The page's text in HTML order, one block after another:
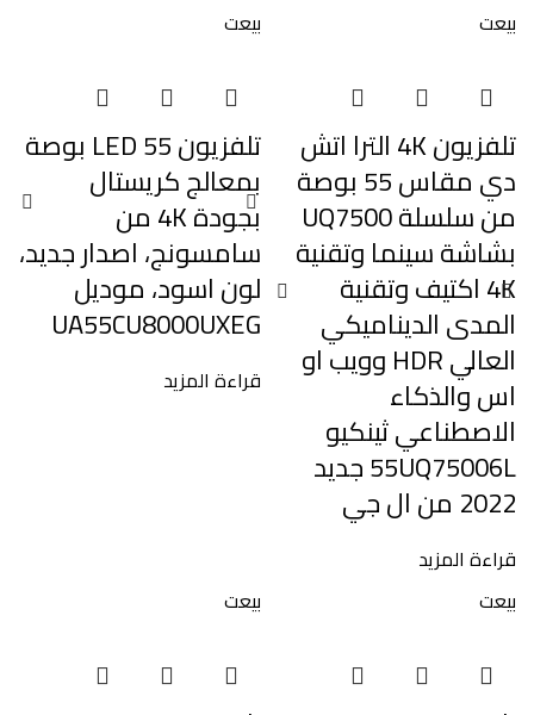
بيعت
تلفزيون 4K الترا اتش
دي مقاس 55 بوصة
من سلسلة UQ7500
بشاشة سينما وتقنية
4K اكتيف وتقنية
المدى الديناميكي
العالي HDR وويب او
اس والذكاء
الاصطناعي ثينكيو
55UQ75006L جديد
2022 من ال جي
قراءة المزيد
بيعت
تلفزيون LED 55 بوصة
بمعالج كريستال
بجودة 4K من
سامسونج، اصدار جديد،
لون اسود، موديل
UA55CU8000UXEG
قراءة المزيد
بيعت بيعت